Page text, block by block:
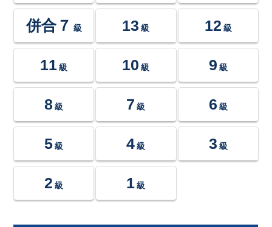
併合７ 級 13 級 12 級
11 級 10 級 9 級
8 級 7 級 6 級
5 級 4 級 3 級
2 級 1 級